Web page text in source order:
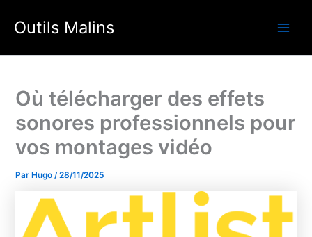
Outils Malins
Où télécharger des effets
sonores professionnels pour
vos montages vidéo
ParHugo /28/11/2025